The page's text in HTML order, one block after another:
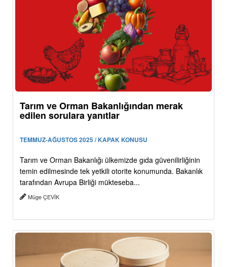
Tarım ve Orman Bakanlığından merak
edilen sorulara yanıtlar
TEMMUZ-AĞUSTOS 2025 / KAPAK KONUSU
Tarım ve Orman Bakanlığı ülkemizde gıda güvenilirliğinin
temin edilmesinde tek yetkili otorite konumunda. Bakanlık
tarafından Avrupa Birliği mükteseba...
Müge ÇEVİK